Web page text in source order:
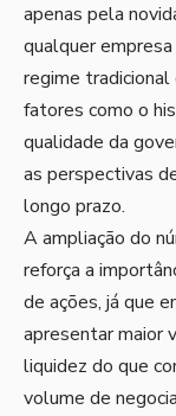
apenas pela
qualquer
regime
fatores como o
qualidade da
as perspectivas
longo prazo.
A ampliação do
reforça a
de ações, já que
apresentar maior
liquidez do que
volume de